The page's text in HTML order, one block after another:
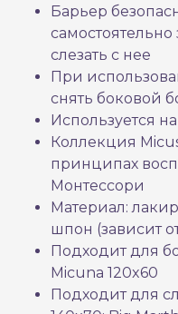
Барьер
самостоятельно
слезать с нее
При
снять боковой
Используется
Коллекция
принципах
Монтессори
Материал:
шпон (зависит
Подходит для
Micuna 120x60
Подходит для